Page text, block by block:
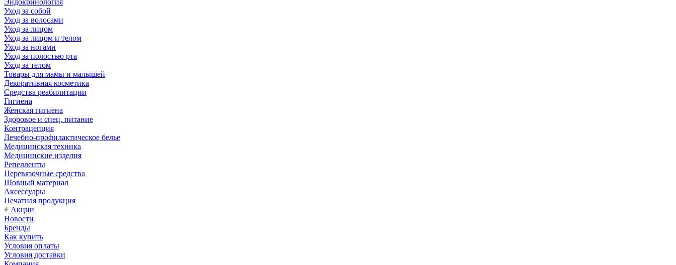
Эндокринология
Уход за собой
Уход за волосами
Уход за лицом
Уход за лицом и телом
Уход за ногами
Уход за полостью рта
Уход за телом
Товары для мамы и малышей
Декоративная косметика
Средства реабилитации
Гигиена
Женская гигиена
Здоровое и спец. питание
Контрацепция
Лечебно-профилактическое белье
Медицинская техника
Медицинские изделия
Репелленты
Перевязочные средства
Шовный материал
Аксессуары
Печатная продукция
Акции
Новости
Бренды
Как купить
Условия оплаты
Условия доставки